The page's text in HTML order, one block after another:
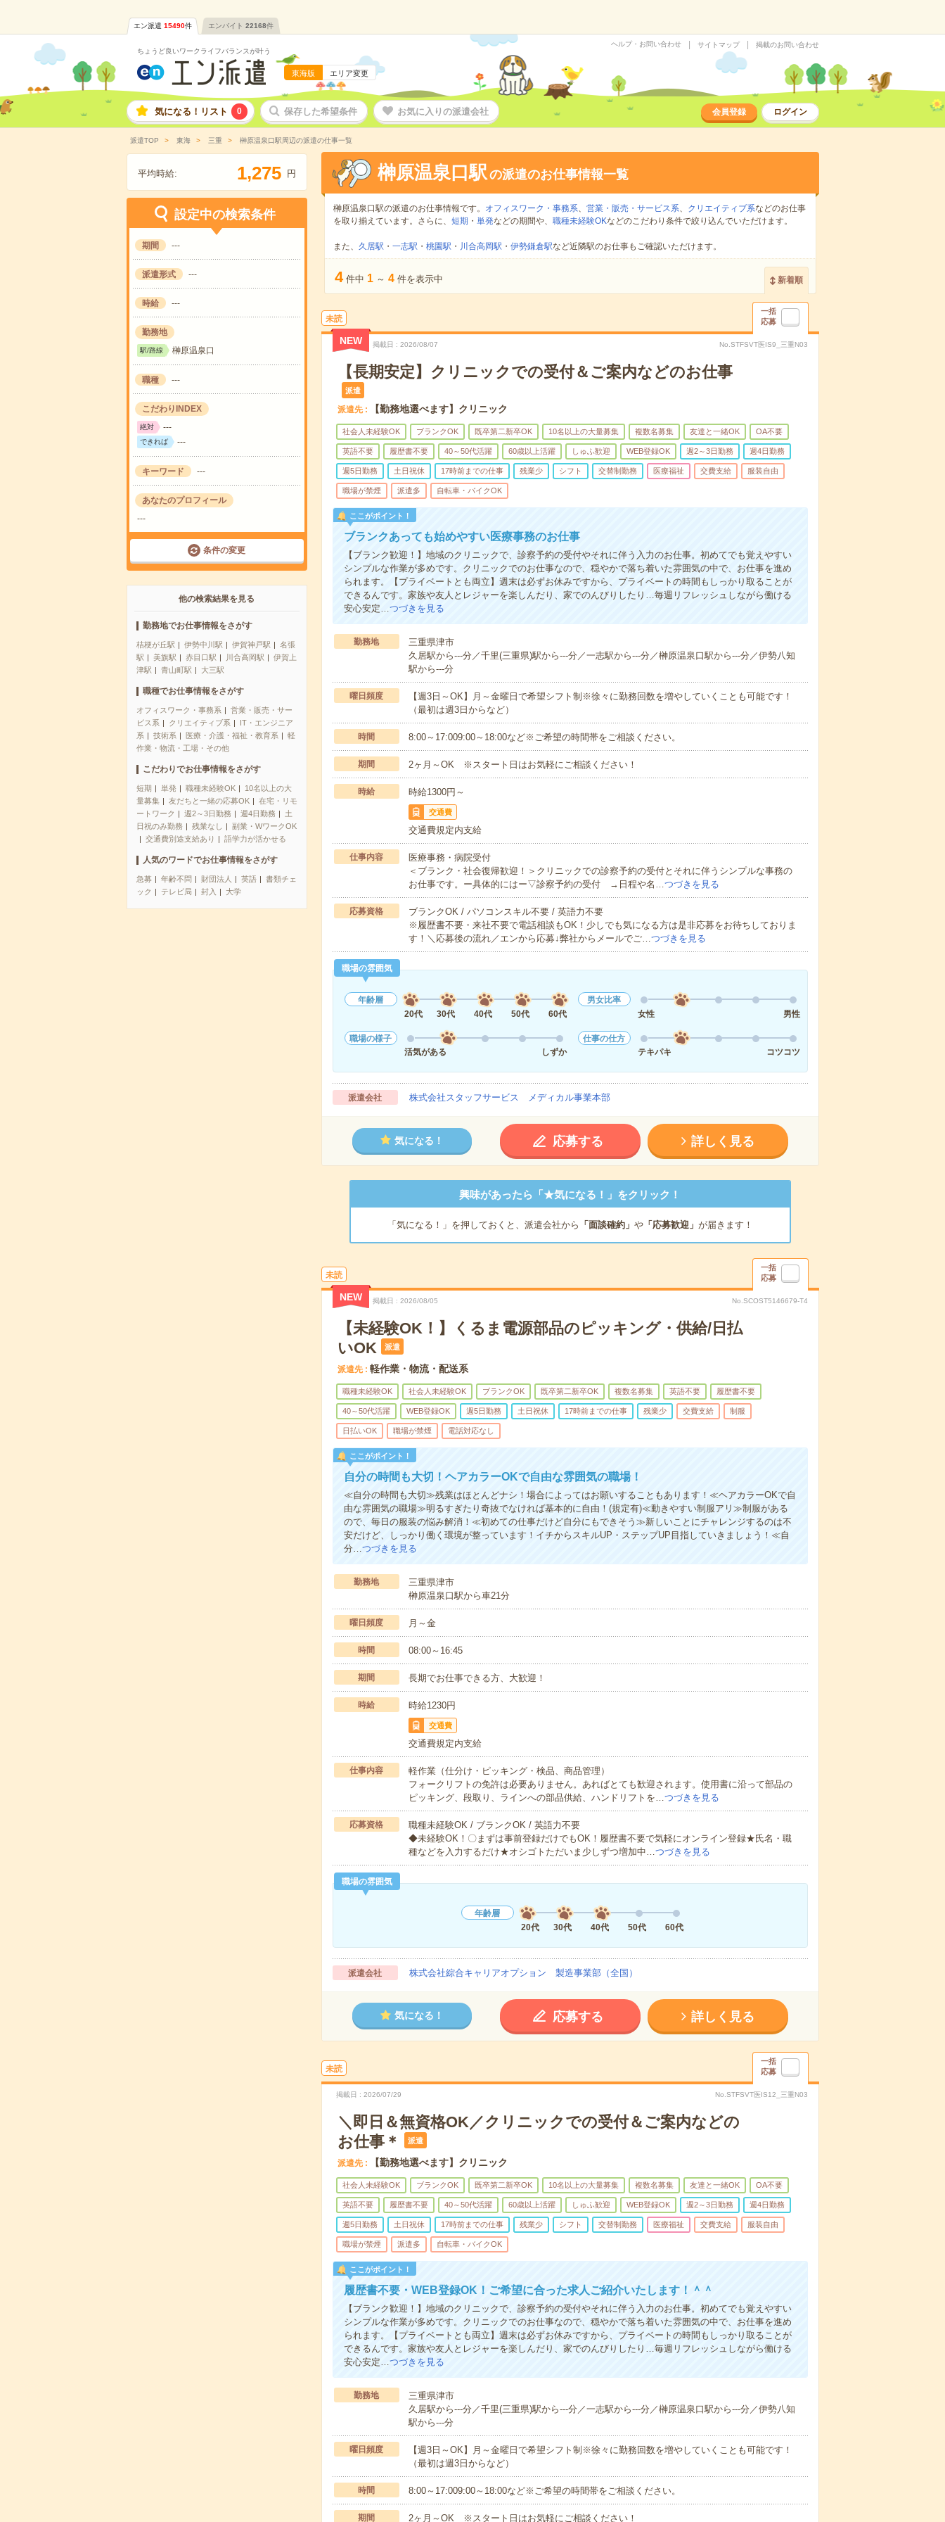
エン派遣 15490件 エンバイト 22168件
ちょうど良いワークライフバランスが叶う
東海版 エリア変更
ヘルプ・お問い合わせ サイトマップ 掲載のお問い合わせ
気になる！リスト 0 保存した希望条件 お気に入りの派遣会社 会員登録 ログイン
派遣TOP 東海 三重 榊原温泉口駅周辺の派遣の仕事一覧
平均時給: 1,275 円
設定中の検索条件
期間 ---
派遣形式 ---
時給 ---
勤務地
駅/路線 榊原温泉口
職種 ---
こだわりINDEX
絶対 ---
できれば ---
キーワード ---
あなたのプロフィール
---
条件の変更
他の検索結果を見る
勤務地でお仕事情報をさがす
桔梗が丘駅 伊勢中川駅 伊賀神戸駅
名張
駅
美旗駅 赤目口駅 川合高岡駅
伊賀上
津駅
青山町駅 大三駅
職種でお仕事情報をさがす
オフィスワーク・事務系
営業・販売・サー
ビス系
クリエイティブ系
IT・エンジニア
系
技術系 医療・介護・福祉・教育系
軽
作業・物流・工場・その他
こだわりでお仕事情報をさがす
短期 単発 職種未経験OK
10名以上の大
量募集
友だちと一緒の応募OK
在宅・リモ
ートワーク
週2～3日勤務 週4日勤務
土
日祝のみ勤務
残業なし
副業・WワークOK
交通費別途支給あり
語学力が活かせる
人気のワードでお仕事情報をさがす
急募 年齢不問 財団法人 英語
書類チェ
ック
テレビ局 封入 大学
榊原温泉口駅の派遣のお仕事情報一覧
榊原温泉口駅の派遣のお仕事情報です。 オフィスワーク・事務系、 営業・販売・サービス系、 クリエイティブ系などのお仕事
を取り揃えています。さらに、 短期 ・ 単発などの期間や、 職種未経験OKなどのこだわり条件で絞り込んでいただけます。
また、 久居駅 ・ 一志駅 ・ 桃園駅 ・ 川合高岡駅 ・ 伊勢鎌倉駅など近隣駅のお仕事もご確認いただけます。
4 件中 1 ～ 4 件を表示中 新着順
未読
一括
応募
NEW 掲載日 2026/08/07 No.STFSVT医IS9_三重N03
【長期安定】クリニックでの受付＆ご案内などのお仕事
派遣
派遣先 【勤務地選べます】クリニック
社会人未経験OK ブランクOK 既卒第二新卒OK 10名以上の大量募集 複数名募集 友達と一緒OK OA不要
英語不要 履歴書不要 40～50代活躍 60歳以上活躍 しゅふ歓迎 WEB登録OK 週2～3日勤務 週4日勤務
週5日勤務 土日祝休 17時前までの仕事 残業少 シフト 交替制勤務 医療福祉 交費支給 服装自由
職場が禁煙 派遣多 自転車・バイクOK
ここがポイント！
ブランクあっても始めやすい医療事務のお仕事
【ブランク歓迎！】地域のクリニックで、診察予約の受付やそれに伴う入力のお仕事。初めてでも覚えやすい
シンプルな作業が多めです。クリニックでのお仕事なので、穏やかで落ち着いた雰囲気の中で、お仕事を進め
られます。【プライベートとも両立】週末は必ずお休みですから、プライベートの時間もしっかり取ることが
できるんです。家族や友人とレジャーを楽しんだり、家でのんびりしたり…毎週リフレッシュしながら働ける
安心安定…つづきを見る
勤務地
三重県津市
久居駅から---分／千里(三重県)駅から---分／一志駅から---分／榊原温泉口駅から---分／伊勢八知
駅から---分
曜日頻度
【週3日～OK】月～金曜日で希望シフト制※徐々に勤務回数を増やしていくことも可能です！
（最初は週3日からなど）
時間 8:00～17:009:00～18:00など※ご希望の時間帯をご相談ください。
期間 2ヶ月～OK ※スタート日はお気軽にご相談ください！
時給 時給1300円～
交通費
交通費規定内支給
仕事内容
医療事務・病院受付
＜ブランク・社会復帰歓迎！＞クリニックでの診察予約の受付とそれに伴うシンプルな事務の
お仕事です。ー具体的にはー▽診察予約の受付 →日程や名…つづきを見る
応募資格
ブランクOK / パソコンスキル不要 / 英語力不要
※履歴書不要・来社不要で電話相談もOK！少しでも気になる方は是非応募をお待ちしておりま
す！＼応募後の流れ／エンから応募↓弊社からメールでご…つづきを見る
職場の雰囲気
年齢層
20代
30代 40代 50代 60代
男女比率
女性
男性
職場の様子
活気がある
しずか
仕事の仕方
テキパキ
コツコツ
派遣会社 株式会社スタッフサービス メディカル事業本部
気になる！ 応募する 詳しく見る
興味があったら「★気になる！」をクリック！
「気になる！」を押しておくと、派遣会社から 「面談確約」 や「応募歓迎」 が届きます！
未読
一括
応募
NEW 掲載日 2026/08/05 No.SCOST5146679-T4
【未経験OK！】くるま電源部品のピッキング・供給/日払
いOK
派遣
派遣先 軽作業・物流・配送系
職種未経験OK 社会人未経験OK ブランクOK 既卒第二新卒OK 複数名募集 英語不要 履歴書不要
40～50代活躍 WEB登録OK 週5日勤務 土日祝休 17時前までの仕事 残業少 交費支給 制服
日払いOK 職場が禁煙 電話対応なし
ここがポイント！
自分の時間も大切！ヘアカラーOKで自由な雰囲気の職場！
≪自分の時間も大切≫残業はほとんどナシ！場合によってはお願いすることもあります！≪ヘアカラーOKで自
由な雰囲気の職場≫明るすぎたり奇抜でなければ基本的に自由！(規定有)≪動きやすい制服アリ≫制服がある
ので、毎日の服装の悩み解消！≪初めての仕事だけど自分にもできそう≫新しいことにチャレンジするのは不
安だけど、しっかり働く環境が整っています！イチからスキルUP・ステップUP目指していきましょう！≪自
分…つづきを見る
勤務地
三重県津市
榊原温泉口駅から車21分
曜日頻度 月～金
時間 08:00～16:45
期間 長期でお仕事できる方、大歓迎！
時給 時給1230円
交通費
交通費規定内支給
仕事内容
軽作業（仕分け・ピッキング・検品、商品管理）
フォークリフトの免許は必要ありません。あればとても歓迎されます。使用書に沿って部品の
ピッキング、段取り、ラインへの部品供給、ハンドリフトを…つづきを見る
応募資格
職種未経験OK / ブランクOK / 英語力不要
◆未経験OK！〇まずは事前登録だけでもOK！履歴書不要で気軽にオンライン登録★氏名・職
種などを入力するだけ★オシゴトただいま少しずつ増加中…つづきを見る
職場の雰囲気
年齢層
20代
30代 40代 50代 60代
派遣会社 株式会社綜合キャリアオプション 製造事業部（全国）
気になる！ 応募する 詳しく見る
未読
一括
応募
掲載日 2026/07/29 No.STFSVT医IS12_三重N03
＼即日＆無資格OK／クリニックでの受付＆ご案内などの
お仕事＊
派遣
派遣先 【勤務地選べます】クリニック
社会人未経験OK ブランクOK 既卒第二新卒OK 10名以上の大量募集 複数名募集 友達と一緒OK OA不要
英語不要 履歴書不要 40～50代活躍 60歳以上活躍 しゅふ歓迎 WEB登録OK 週2～3日勤務 週4日勤務
週5日勤務 土日祝休 17時前までの仕事 残業少 シフト 交替制勤務 医療福祉 交費支給 服装自由
職場が禁煙 派遣多 自転車・バイクOK
ここがポイント！
履歴書不要・WEB登録OK！ご希望に合った求人ご紹介いたします！＾＾
【ブランク歓迎！】地域のクリニックで、診察予約の受付やそれに伴う入力のお仕事。初めてでも覚えやすい
シンプルな作業が多めです。クリニックでのお仕事なので、穏やかで落ち着いた雰囲気の中で、お仕事を進め
られます。【プライベートとも両立】週末は必ずお休みですから、プライベートの時間もしっかり取ることが
できるんです。家族や友人とレジャーを楽しんだり、家でのんびりしたり…毎週リフレッシュしながら働ける
安心安定… つづきを見る
勤務地
三重県津市
久居駅から---分／千里(三重県)駅から---分／一志駅から---分／榊原温泉口駅から---分／伊勢八知
駅から---分
曜日頻度
【週3日～OK】月～金曜日で希望シフト制※徐々に勤務回数を増やしていくことも可能です！
（最初は週3日からなど）
時間 8:00～17:009:00～18:00など※ご希望の時間帯をご相談ください。
期間 2ヶ月～OK ※スタート日はお気軽にご相談ください！